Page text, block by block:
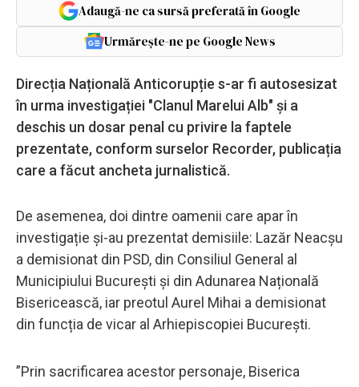
Adaugă-ne ca sursă preferată în Google
Urmărește-ne pe Google News
Direcția Națională Anticorupție s-ar fi autosesizat
în urma investigației "Clanul Marelui Alb" și a
deschis un dosar penal cu privire la faptele
prezentate, conform surselor Recorder, publicația
care a făcut ancheta jurnalistică.
De asemenea, doi dintre oamenii care apar în
investigație și-au prezentat demisiile: Lazăr Neacșu
a demisionat din PSD, din Consiliul General al
Municipiului București și din Adunarea Națională
Bisericească, iar preotul Aurel Mihai a demisionat
din funcția de vicar al Arhiepiscopiei București.
”Prin sacrificarea acestor personaje, Biserica